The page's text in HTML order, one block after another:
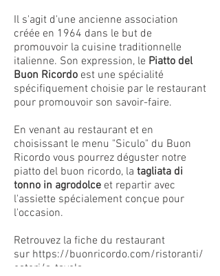
Il s'agit d'une ancienne association
créée en 1964 dans le but de
promouvoir la cuisine traditionnelle
italienne. Son expression, le Piatto del
Buon Ricordo est une spécialité
spécifiquement choisie par le restaurant
pour promouvoir son savoir-faire.
En venant au restaurant et en
choisissant le menu "Siculo" du Buon
Ricordo vous pourrez déguster notre
piatto del buon ricordo, la tagliata di
tonno in agrodolce et repartir avec
l'assiette spécialement conçue pour
l'occasion.
Retrouvez la fiche du restaurant
sur https://buonricordo.com/ristoranti/
esteri/a-tavola